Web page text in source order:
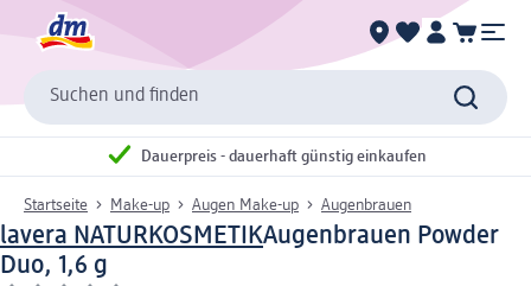
Suchen und finden
Dauerpreis - dauerhaft günstig einkaufen
Startseite Make-up Augen Make-up Augenbrauen
lavera NATURKOSMETIKAugenbrauen Powder
Duo, 1,6 g